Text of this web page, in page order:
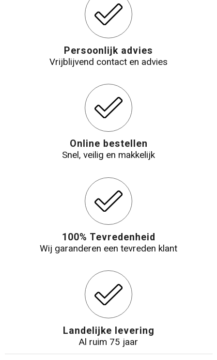
Persoonlijk advies
Vrijblijvend contact en advies
Online bestellen
Snel, veilig en makkelijk
100% Tevredenheid
Wij garanderen een tevreden klant
Landelijke levering
Al ruim 75 jaar